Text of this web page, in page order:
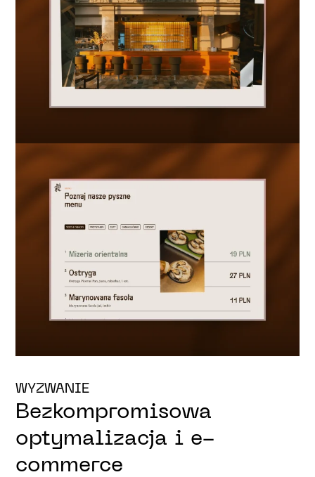
WYZWANIE
Bezkompromisowa
optymalizacja i e-
commerce